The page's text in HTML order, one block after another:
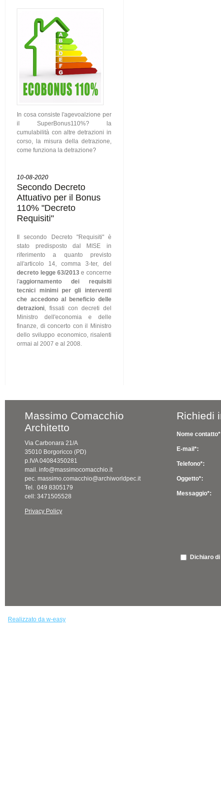
In cosa consiste l'agevoalzione per
il SuperBonus110%? la
cumulabilità con altre detrazioni in
corso, la misura della detrazione,
come funziona la detrazione?
10-08-2020
Secondo Decreto
Attuativo per il Bonus
110% "Decreto
Requisiti"
Il secondo Decreto "Requisiti" è
stato predisposto dal MISE in
riferimento a quanto previsto
all'articolo 14, comma 3-ter, del
decreto legge 63/2013 e concerne
l'aggiornamento dei requisiti
tecnici minimi per gli interventi
che accedono al beneficio delle
detrazioni , fissati con decreti del
Ministro dell'economia e delle
finanze, di concerto con il Ministro
dello sviluppo economico, risalenti
ormai al 2007 e al 2008.
Massimo Comacchio
Architetto
Via Carbonara 21/A
35010 Borgoricco (PD)
p.IVA 04084350281
mail. info@massimocomacchio.it
pec. massimo.comacchio@archiworldpec.it
Tel. 049 8305179
cell: 3471505528
Privacy Policy
Richiedi
Nome
E-mail*:
Telefono*:
Oggetto*:
Messaggio*:
Dichiaro
Realizzato da w-easy